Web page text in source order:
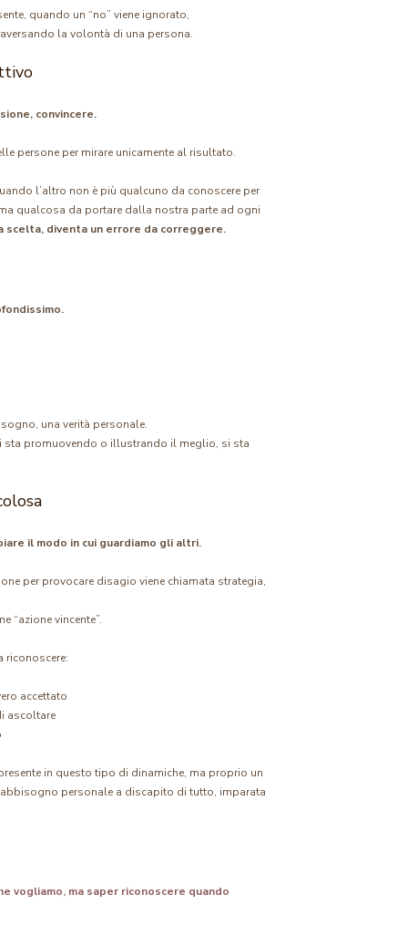
quando un “no” viene ignorato,
la volontà di una persona.
convincere.
persone per mirare unicamente al risultato.
l’altro non è più qualcuno da conoscere per
qualcosa da portare dalla nostra parte ad ogni
scelta, diventa un errore da correggere.
una verità personale.
sta promuovendo o illustrando il meglio, si sta
il modo in cui guardiamo gli altri.
per provocare disagio viene chiamata strategia,
“azione vincente”.
accettato
ascoltare
in questo tipo di dinamiche, ma proprio un
personale a discapito di tutto, imparata
vogliamo, ma saper riconoscere quando